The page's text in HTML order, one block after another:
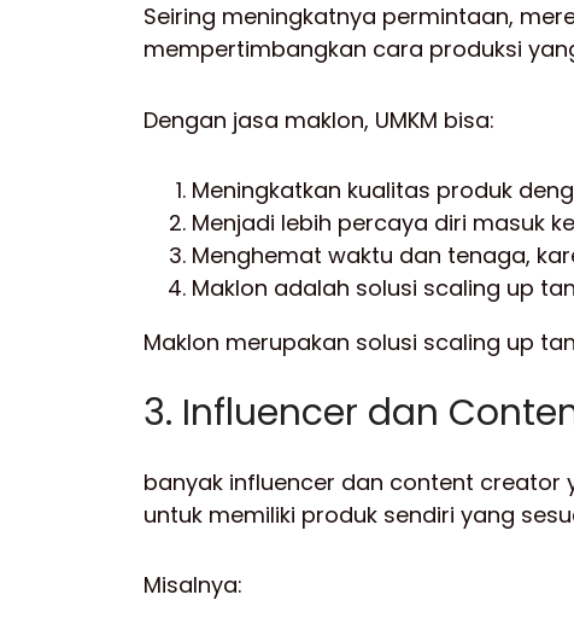
Seiring meningkatnya permintaan,
mempertimbangkan cara produksi
Dengan jasa maklon, UMKM bisa:
Meningkatkan kualitas produk
Menjadi lebih percaya diri masuk
Menghemat waktu dan tenaga,
Maklon adalah solusi scaling up
Maklon merupakan solusi scaling up
3. Influencer dan
banyak influencer dan content creator
untuk memiliki produk sendiri yang
Misalnya: